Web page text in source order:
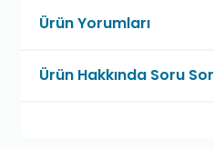
Ürün Yorumları
Ürün Hakkında Soru Sor